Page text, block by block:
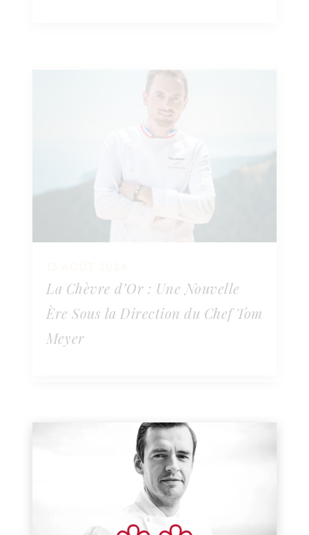
La Chèvre d’Or : Une Nouvelle
Ère Sous la Direction du Chef Tom
Meyer